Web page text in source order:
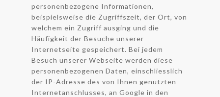
personenbezogene Informationen,
beispielsweise die Zugriffszeit, der Ort, von
welchem ein Zugriff ausging und die
Häufigkeit der Besuche unserer
Internetseite gespeichert. Bei jedem
Besuch unserer Webseite werden diese
personenbezogenen Daten, einschliesslich
der IP-Adresse des von Ihnen genutzten
Internetanschlusses, an Google in den